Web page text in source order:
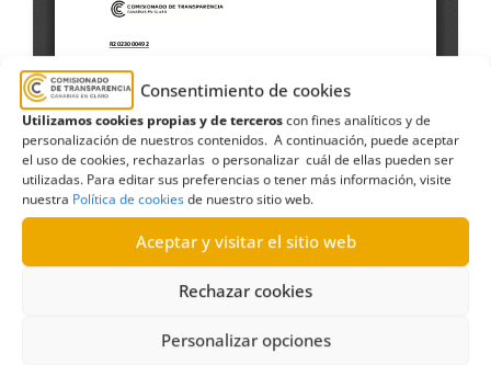
Consentimiento de cookies
Utilizamos cookies propias y de terceroscon fines analíticos y de
personalización de nuestros contenidos. A continuación, puede aceptar
el uso de cookies, rechazarlas o personalizar cuál de ellas pueden ser
utilizadas. Para editar sus preferencias o tener más información, visite
nuestra Política de cookiesde nuestro sitio web.
Aceptar y visitar el sitio web
Rechazar cookies
Personalizar opciones